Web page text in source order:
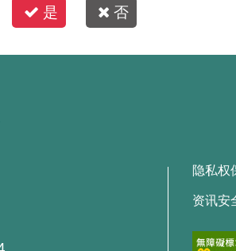
是 否
隐私权
资讯安